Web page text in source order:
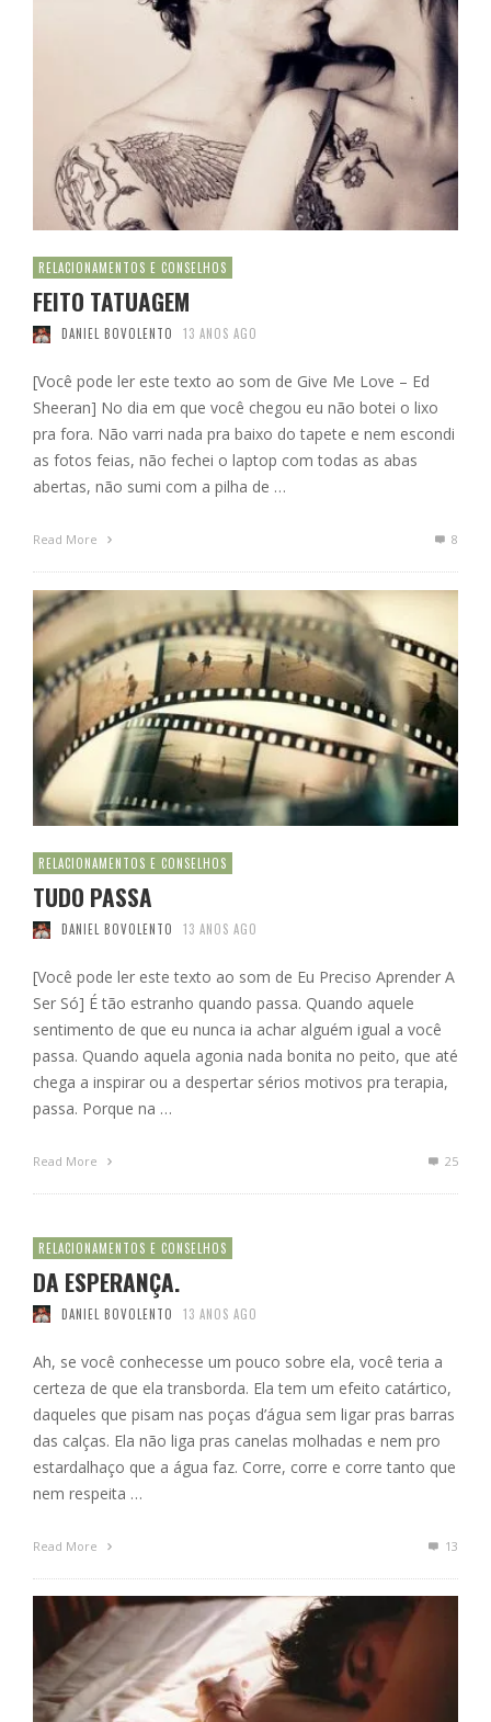
RELACIONAMENTOS E CONSELHOS
FEITO TATUAGEM
DANIEL BOVOLENTO 13 ANOS AGO
[Você pode ler este texto ao som de Give Me Love – Ed
Sheeran] No dia em que você chegou eu não botei o lixo
pra fora. Não varri nada pra baixo do tapete e nem escondi
as fotos feias, não fechei o laptop com todas as abas
abertas, não sumi com a pilha de …
Read More 8
RELACIONAMENTOS E CONSELHOS
TUDO PASSA
DANIEL BOVOLENTO 13 ANOS AGO
[Você pode ler este texto ao som de Eu Preciso Aprender A
Ser Só] É tão estranho quando passa. Quando aquele
sentimento de que eu nunca ia achar alguém igual a você
passa. Quando aquela agonia nada bonita no peito, que até
chega a inspirar ou a despertar sérios motivos pra terapia,
passa. Porque na …
Read More 25
RELACIONAMENTOS E CONSELHOS
DA ESPERANÇA.
DANIEL BOVOLENTO 13 ANOS AGO
Ah, se você conhecesse um pouco sobre ela, você teria a
certeza de que ela transborda. Ela tem um efeito catártico,
daqueles que pisam nas poças d’água sem ligar pras barras
das calças. Ela não liga pras canelas molhadas e nem pro
estardalhaço que a água faz. Corre, corre e corre tanto que
nem respeita …
Read More 13